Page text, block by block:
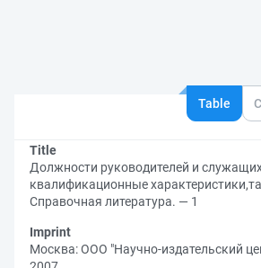
Table
Title
Должности руководителей и
квалификационные
Справочная литература. — 1
Imprint
Москва: ООО "Научно-издательский